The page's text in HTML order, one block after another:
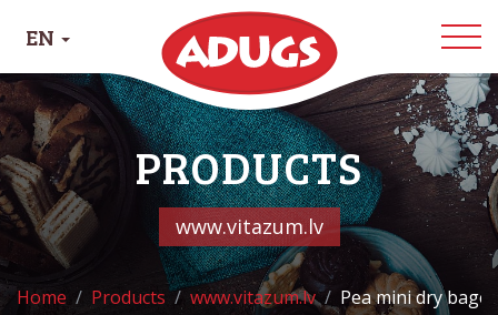
EN
PRODUCTS
www.vitazum.lv
Home Products www.vitazum.lv Pea mini dry